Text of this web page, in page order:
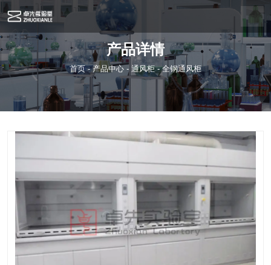
产品详情
首页-产品中心 - 通风柜 -全钢通风柜